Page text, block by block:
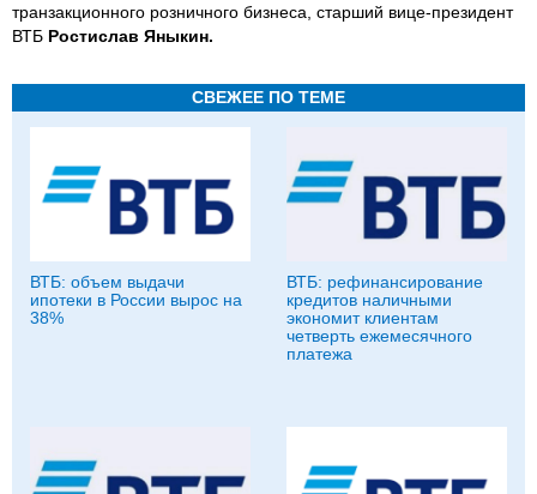
транзакционного розничного бизнеса, старший вице-президент
ВТБ Ростислав Яныкин.
СВЕЖЕЕ ПО ТЕМЕ
ВТБ: объем выдачи
ипотеки в России вырос на
38%
ВТБ: рефинансирование
кредитов наличными
экономит клиентам
четверть ежемесячного
платежа